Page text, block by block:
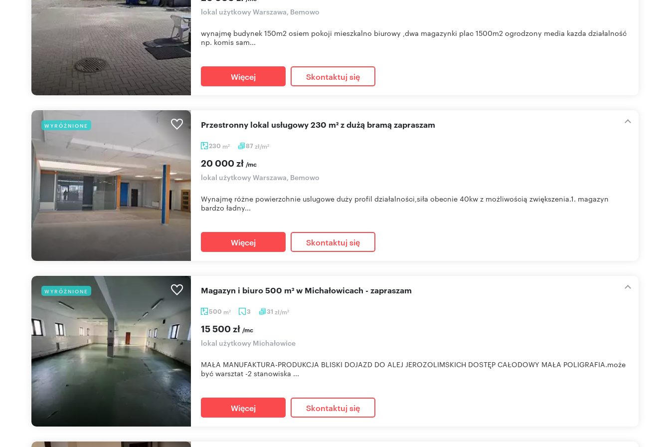
lokal użytkowy Warszawa, Bemowo
wynajmę budynek 150m2 osiem pokoji mieszkalno biurowy ,dwa magazynki plac 1500m2 ogrodzony media kazda działalność
np. komis sam...
Więcej Skontaktuj się
WYRÓŻNIONE
230 m2 87zł/m2
Przestronny lokal usługowy 230 m² z dużą bramą zapraszam
20 000 zł /mc
lokal użytkowy Warszawa, Bemowo
Wynajmę różne powierzchnie uslugowe duży profil działalności,siła obecnie 40kw z możliwością zwiększenia.1. magazyn
bardzo ładny...
Więcej Skontaktuj się
WYRÓŻNIONE
500 m2 3 31 zł/m2
Magazyn i biuro 500 m² w Michałowicach - zapraszam
15 500 zł /mc
lokal użytkowy Michałowice
MAŁA MANUFAKTURA-PRODUKCJA BLISKI DOJAZD DO ALEJ JEROZOLIMSKICH DOSTĘP CAŁODOWY MAŁA POLIGRAFIA.może
być warsztat -2 stanowiska ...
Więcej Skontaktuj się